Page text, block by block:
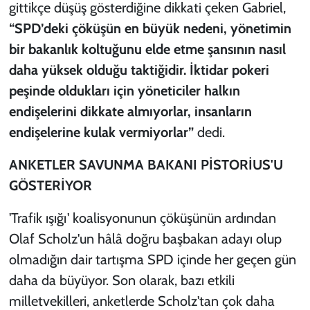
gittikçe düşüş gösterdiğine dikkati çeken Gabriel,
“SPD’deki çöküşün en büyük nedeni, yönetimin
bir bakanlık koltuğunu elde etme şansının nasıl
daha yüksek olduğu taktiğidir. İktidar pokeri
peşinde oldukları için yöneticiler halkın
endişelerini dikkate almıyorlar, insanların
endişelerine kulak vermiyorlar”dedi.
ANKETLER SAVUNMA BAKANI PİSTORİUS'U
GÖSTERİYOR
'Trafik ışığı' koalisyonunun çöküşünün ardından
Olaf Scholz'un hâlâ doğru başbakan adayı olup
olmadığın dair tartışma SPD içinde her geçen gün
daha da büyüyor. Son olarak, bazı etkili
milletvekilleri, anketlerde Scholz'tan çok daha